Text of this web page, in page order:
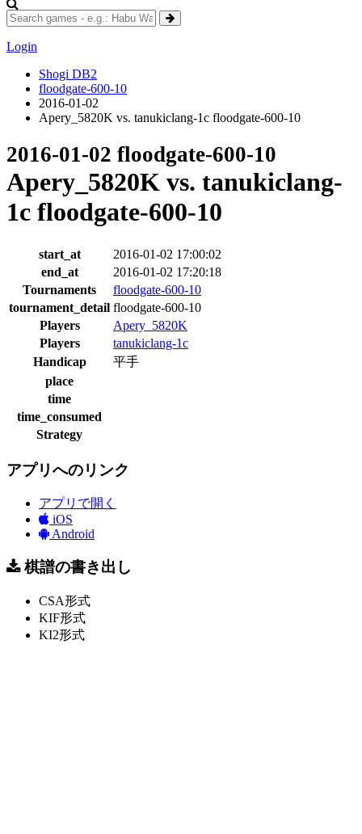
Login
Shogi DB2
floodgate-600-10
2016-01-02
Apery_5820K vs. tanukiclang-1c floodgate-600-10
2016-01-02 floodgate-600-10
Apery_5820K vs. tanukiclang-
1c floodgate-600-10
start_at
2016-01-02 17:00:02
end_at
2016-01-02 17:20:18
Tournaments
floodgate-600-10
tournament_detail floodgate-600-10
Players
Apery_5820K
Players
tanukiclang-1c
Handicap
平手
place
time
time_consumed
Strategy
アプリへのリンク
アプリで開く
iOS
Android
棋譜の書き出し
CSA形式
KIF形式
KI2形式